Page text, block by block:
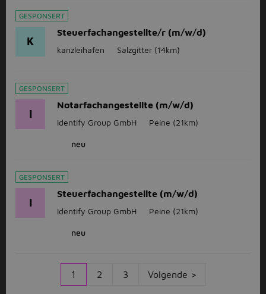
GESPONSERT
K
Steuerfachangestellte/r (m/w/d)
kanzleihafen Salzgitter (14km)
GESPONSERT
I
Notarfachangestellte (m/w/d)
Identify Group GmbH Peine (21km)
neu
GESPONSERT
I
Steuerfachangestellte (m/w/d)
Identify Group GmbH Peine (21km)
neu
1 2 3 Volgende >